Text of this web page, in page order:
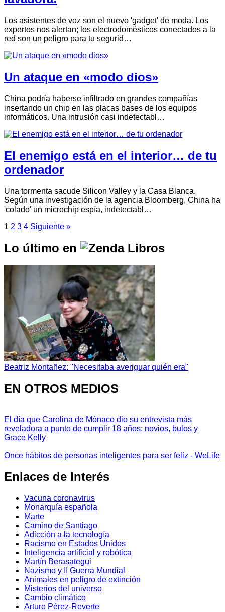
Los asistentes de voz son el nuevo 'gadget' de moda. Los
expertos nos alertan; los electrodomésticos conectados a la
red son un peligro para tu segurid…
Un ataque en «modo dios»
China podría haberse infiltrado en grandes compañías
insertando un chip en las placas bases de los equipos
informáticos. Una intrusión casi indetectabl…
El enemigo está en el interior… de tu
ordenador
Una tormenta sacude Silicon Valley y la Casa Blanca.
Según una investigación de la agencia Bloomberg, China ha
'colado' un microchip espía, indetectabl…
1 2 3 4 Siguiente »
Lo último en
Beatriz Montañez: "Necesitaba averiguar quién era"
EN OTROS MEDIOS
El día que Carolina de Mónaco dio su entrevista más
reveladora a punto de cumplir 18 años: novios, bulos y
Grace Kelly
Once hábitos de personas inteligentes para ser feliz - WeLife
Enlaces de Interés
Vacuna coronavirus
Monarquía española
Marte
Camino de Santiago
Adicción a la tecnología
Racismo en Estados Unidos
Inteligencia artificial y robótica
Martín Berasategui
Nazismo y II Guerra Mundial
Animales en peligro de extinción
Misterios del universo
Cambio climático
Arturo Pérez-Reverte